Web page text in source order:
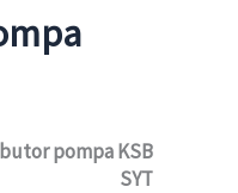
pompa KSB
SYT